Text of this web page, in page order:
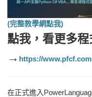
(完整教學網點我)
點我，看更多程
→ https://
在正式進入